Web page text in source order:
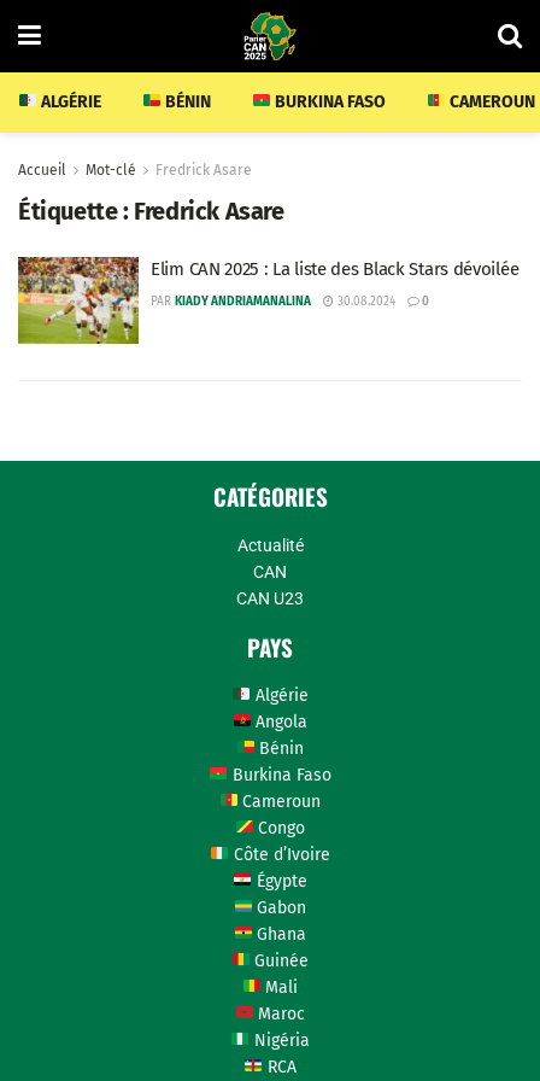
ALGÉRIE BÉNIN BURKINA FASO CAMEROUN
Accueil Mot-clé Fredrick Asare
Étiquette : Fredrick Asare
Elim CAN 2025 : La liste des Black Stars dévoilée
PAR KIADY ANDRIAMANALINA 30.08.2024 0
CATÉGORIES
Actualité
CAN
CAN U23
PAYS
Algérie
Angola
Bénin
Burkina Faso
Cameroun
Congo
Côte d’Ivoire
Égypte
Gabon
Ghana
Guinée
Mali
Maroc
Nigéria
RCA